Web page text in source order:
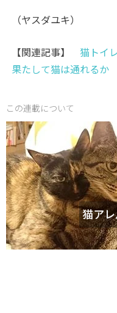
（ヤスダユキ）
【関連記事】 猫トイ
果たして猫は通れるか
この連載について
猫ア